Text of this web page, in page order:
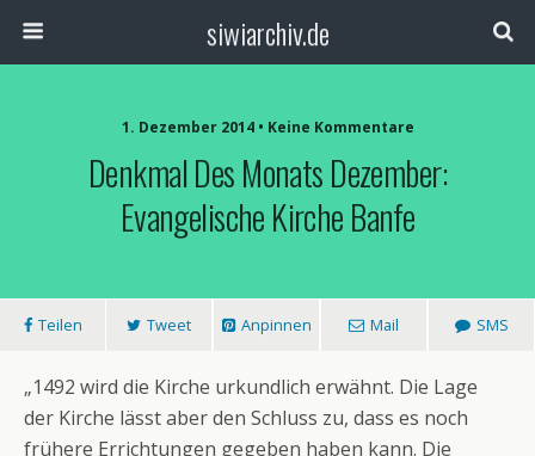
siwiarchiv.de
1. Dezember 2014 • Keine Kommentare
Denkmal Des Monats Dezember:
Evangelische Kirche Banfe
Teilen Tweet Anpinnen Mail SMS
„1492 wird die Kirche urkundlich erwähnt. Die Lage
der Kirche lässt aber den Schluss zu, dass es noch
frühere Errichtungen gegeben haben kann. Die